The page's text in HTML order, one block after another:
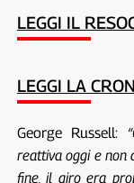
LEGGI IL
LEGGI LA
George Russell:
reattiva oggi e non
fine, il giro era